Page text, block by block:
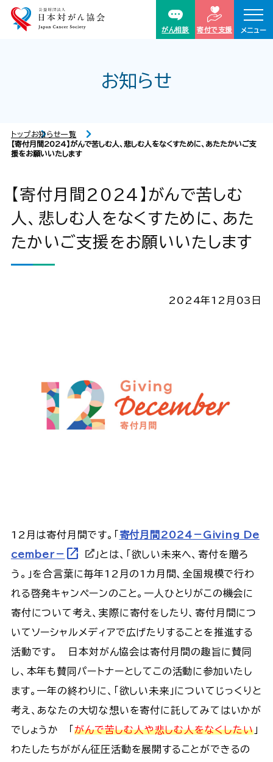
がん相談 寄付で支援 メニュー
お知らせ
トップお知らせ一覧
【寄付月間2024】がんで苦しむ人、悲しむ人をなくすために、あたたかいご支
援をお願いいたします
【寄付月間2024】がんで苦しむ
人、悲しむ人をなくすために、あた
たかいご支援をお願いいたします
2024年12月03日
12月は寄付月間です。「 寄付月間2024－Giving De
cember－ open_in_new
」とは、「欲しい未来へ、寄付を贈ろ
う。」を合言葉に毎年12月の1カ月間、全国規模で行わ
れる啓発キャンペーンのこと。一人ひとりがこの機会に
寄付について考え、実際に寄付をしたり、寄付月間につ
いてソーシャルメディアで広げたりすることを推進する
活動です。 日本対がん協会は寄付月間の趣旨に賛同
し、本年も賛同パートナーとしてこの活動に参加いたし
ます。一年の終わりに、「欲しい未来」についてじっくりと
考え、あなたの大切な想いを寄付に託してみてはいかが
でしょうか 「がんで苦しむ人や悲しむ人をなくしたい」
わたしたちががん征圧活動を展開することができるの